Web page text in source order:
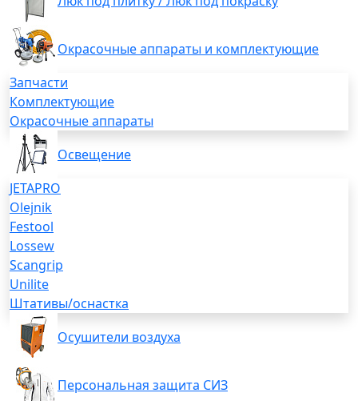
Окрасочные аппараты и комплектующие
Запчасти
Комплектующие
Окрасочные аппараты
Освещение
JETAPRO
Olejnik
Festool
Lossew
Scangrip
Unilite
Штативы/оснастка
Осушители воздуха
Персональная защита СИЗ